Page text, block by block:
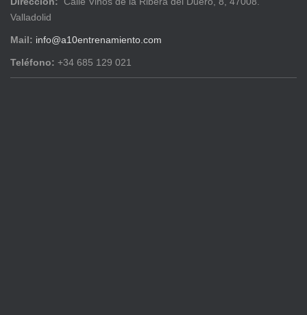
Valladolid
Mail: info@a10entrenamiento.com
Teléfono: +34 685 129 021